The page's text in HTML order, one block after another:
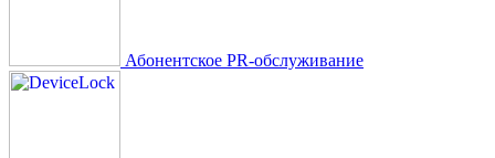
Абонентское PR-обслуживание